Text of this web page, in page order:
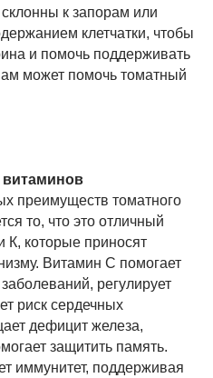
к запорам или
клетчатки, чтобы
и помочь поддерживать
может помочь томатный
преимуществ томатного
то, что это отличный
К, которые приносят
Витамин С помогает
регулирует
риск сердечных
дефицит железа,
защитить память.
иммунитет, поддерживая